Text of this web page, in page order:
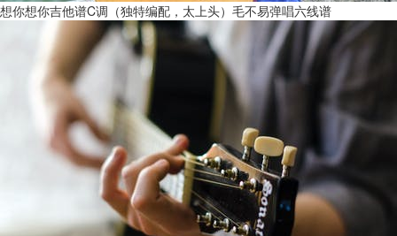
想你想你吉他谱C调（独特编配，太上头）毛不易弹唱六线谱